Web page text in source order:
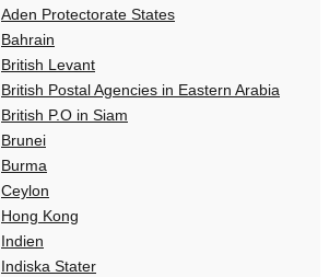
Aden Protectorate States
Bahrain
British Levant
British Postal Agencies in Eastern Arabia
British P.O in Siam
Brunei
Burma
Ceylon
Hong Kong
Indien
Indiska Stater